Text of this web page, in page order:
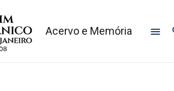
Acervo e Memória